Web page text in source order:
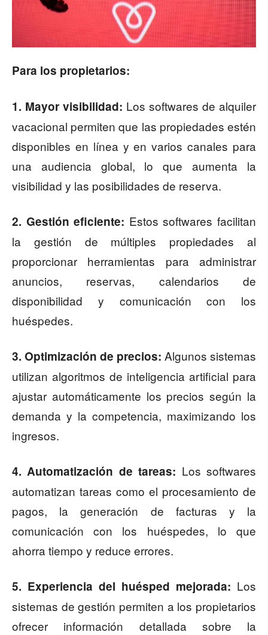
Para los propietarios:
1. Mayor visibilidad: Los softwares de alquiler
vacacional permiten que las propiedades estén
disponibles en línea y en varios canales para
una audiencia global, lo que aumenta la
visibilidad y las posibilidades de reserva.
2. Gestión eficiente: Estos softwares facilitan
la gestión de múltiples propiedades al
proporcionar herramientas para administrar
anuncios, reservas, calendarios de
disponibilidad y comunicación con los
huéspedes.
3. Optimización de precios: Algunos sistemas
utilizan algoritmos de inteligencia artificial para
ajustar automáticamente los precios según la
demanda y la competencia, maximizando los
ingresos.
4. Automatización de tareas: Los softwares
automatizan tareas como el procesamiento de
pagos, la generación de facturas y la
comunicación con los huéspedes, lo que
ahorra tiempo y reduce errores.
5. Experiencia del huésped mejorada: Los
sistemas de gestión permiten a los propietarios
ofrecer información detallada sobre la